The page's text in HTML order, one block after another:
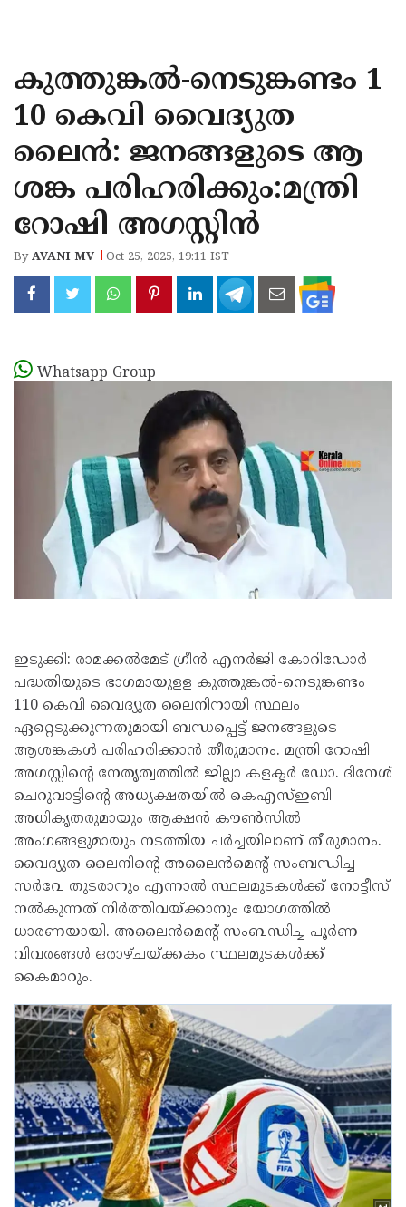
KANNUR
KASARAGOD
കുത്തുങ്കൽ-നെടുങ്കണ്ടം 1
10 കെവി വൈദ്യുത
ലൈൻ: ജനങ്ങളുടെ ആ
ശങ്ക പരിഹരിക്കും:മന്ത്രി
റോഷി അഗസ്റ്റിൻ
ByAVANI MV Oct 25, 2025, 19:11 IST
Whatsapp Group
ഇടുക്കി: രാമക്കൽമേട് ഗ്രീൻ എനർജി കോറിഡോർ
പദ്ധതിയുടെ ഭാഗമായുളള കുത്തുങ്കൽ-നെടുങ്കണ്ടം
110 കെവി വൈദ്യുത ലൈനിനായി സ്ഥലം
ഏറ്റെടുക്കുന്നതുമായി ബന്ധപ്പെട്ട് ജനങ്ങളുടെ
ആശങ്കകൾ പരിഹരിക്കാൻ തീരുമാനം. മന്ത്രി റോഷി
അഗസ്റ്റിന്റെ നേതൃത്വത്തിൽ ജില്ലാ കളക്ടർ ഡോ. ദിനേശ്
ചെറുവാട്ടിന്റെ അധ്യക്ഷതയിൽ കെഎസ്ഇബി
അധികൃതരുമായും ആക്ഷൻ കൗൺസിൽ
അംഗങ്ങളുമായും നടത്തിയ ചർച്ചയിലാണ് തീരുമാനം.
വൈദ്യുത ലൈനിന്റെ അലൈൻമെന്റ് സംബന്ധിച്ച
സർവേ തുടരാനും എന്നാൽ സ്ഥലമുടകൾക്ക് നോട്ടീസ്
നൽകുന്നത് നിർത്തിവയ്ക്കാനും യോഗത്തിൽ
ധാരണയായി. അലൈൻമെന്റ് സംബന്ധിച്ച പൂർണ
വിവരങ്ങൾ ഒരാഴ്ചയ്ക്കകം സ്ഥലമുടകൾക്ക്
കൈമാറും.